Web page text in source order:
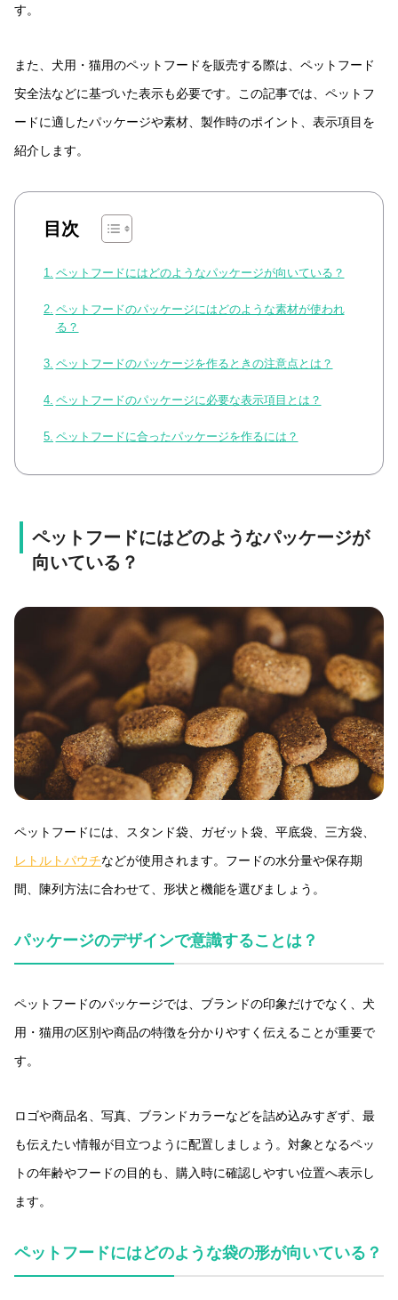
す。
また、犬用・猫用のペットフードを販売する際は、ペットフード
安全法などに基づいた表示も必要です。この記事では、ペットフ
ードに適したパッケージや素材、製作時のポイント、表示項目を
紹介します。
目次
ペットフードにはどのようなパッケージが向いている？
ペットフードのパッケージにはどのような素材が使われ
る？
ペットフードのパッケージを作るときの注意点とは？
ペットフードのパッケージに必要な表示項目とは？
ペットフードに合ったパッケージを作るには？
ペットフードにはどのようなパッケージが
向いている？
ペットフードには、スタンド袋、ガゼット袋、平底袋、三方袋、
レトルトパウチなどが使用されます。フードの水分量や保存期
間、陳列方法に合わせて、形状と機能を選びましょう。
パッケージのデザインで意識することは？
ペットフードのパッケージでは、ブランドの印象だけでなく、犬
用・猫用の区別や商品の特徴を分かりやすく伝えることが重要で
す。
ロゴや商品名、写真、ブランドカラーなどを詰め込みすぎず、最
も伝えたい情報が目立つように配置しましょう。対象となるペッ
トの年齢やフードの目的も、購入時に確認しやすい位置へ表示し
ます。
ペットフードにはどのような袋の形が向いている？